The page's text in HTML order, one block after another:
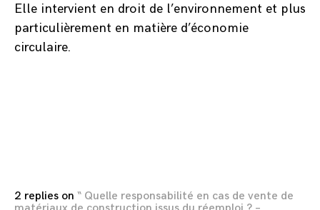
Elle intervient en droit de l’environnement et plus
particulièrement en matière d’économie
circulaire.
Contributions,
2 replies on “ Quelle responsabilité en cas de vente de